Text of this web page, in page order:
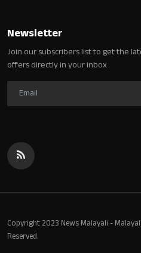
Newsletter
Join our subscribers list to get the
offers directly in your inbox
Copyright 2023 News Malayali -
Reserved.